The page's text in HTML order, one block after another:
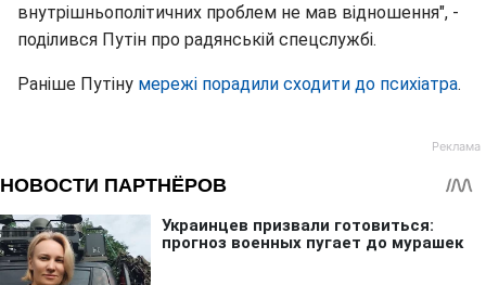
внутрішньополітичних проблем не мав відношення", -
поділився Путін про радянській спецслужбі.
Раніше Путіну мережі порадили сходити до психіатра.